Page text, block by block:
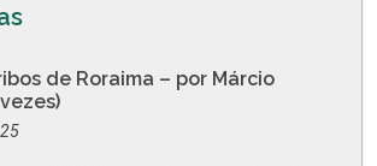
de Roraima – por Márcio